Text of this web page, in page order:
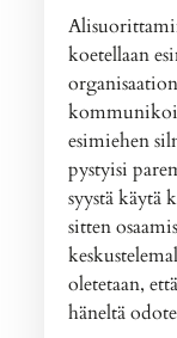
koetellaan
esimiehen
pystyisi
syystä käytä
sitten
oletetaan,
häneltä